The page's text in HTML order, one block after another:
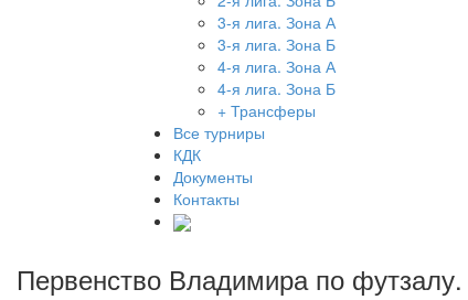
3-я лига. Зона А
3-я лига. Зона Б
4-я лига. Зона А
4-я лига. Зона Б
+ Трансферы
Все турниры
КДК
Документы
Контакты
Первенство Владимира по футзалу.